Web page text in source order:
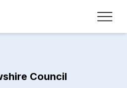
Council